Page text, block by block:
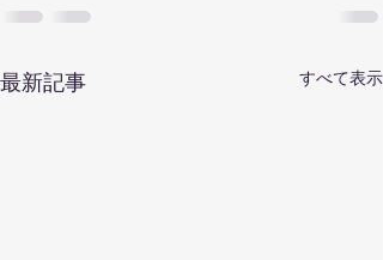
最新記事 すべて表示